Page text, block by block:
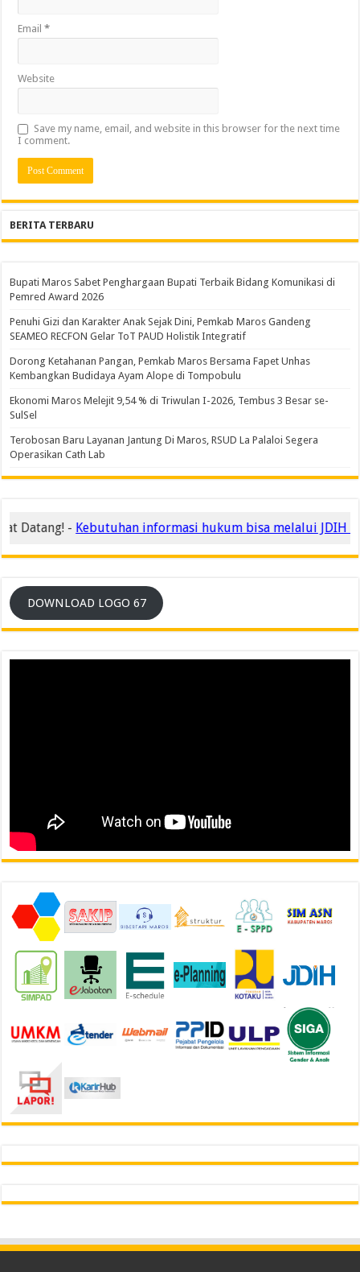
Email*
Website
Save my name, email, and website in this browser for the next time
I comment.
BERITA TERBARU
Bupati Maros Sabet Penghargaan Bupati Terbaik Bidang Komunikasi di
Pemred Award 2026
Penuhi Gizi dan Karakter Anak Sejak Dini, Pemkab Maros Gandeng
SEAMEO RECFON Gelar ToT PAUD Holistik Integratif
Dorong Ketahanan Pangan, Pemkab Maros Bersama Fapet Unhas
Kembangkan Budidaya Ayam Alope di Tompobulu
Ekonomi Maros Melejit 9,54 % di Triwulan I-2026, Tembus 3 Besar se-
SulSel
Terobosan Baru Layanan Jantung Di Maros, RSUD La Palaloi Segera
Operasikan Cath Lab
Datang! -Kebutuhan informasi hukum bisa melalui JDIH
DOWNLOAD LOGO 67